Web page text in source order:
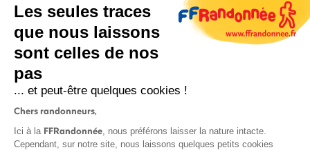
Les seules traces
que nous laissons
sont celles de nos
pas
... et peut-être quelques cookies !
Chers randonneurs,
Ici à la FFRandonnée, nous préférons laisser la nature intacte.
Cependant, sur notre site, nous laissons quelques petits cookies